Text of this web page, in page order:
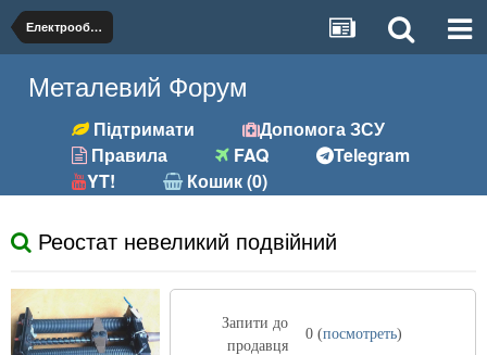
Електрообладнання
Металевий Форум
Підтримати
Допомога ЗСУ
Правила
FAQ
Telegram
YT!
Кошик (0)
Реостат невеликий подвійний
Запити до
продавця
0 (посмотреть)